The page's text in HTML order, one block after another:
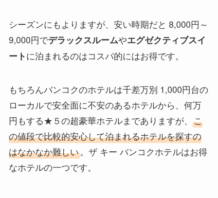
シーズンにもよりますが、安い時期だと 8,000円～
9,000円でデラックスルームやエグゼクティブスイ
ートに泊まれるのはコスパ的にはお得です。
もちろんバンコクのホテルは千差万別 1,000円台の
ローカルで安全面に不安のあるホテルから、何万
円もする★５の超豪華ホテルまでありますが、 こ
の値段で比較的安心して泊まれるホテルを探すの
はなかなか難しい。ザ キー バンコクホテルはお得
なホテルの一つです。